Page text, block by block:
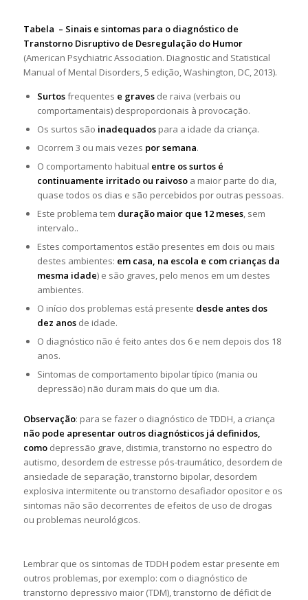
Tabela – Sinais e sintomas para o diagnóstico de
Transtorno Disruptivo de Desregulação do Humor
(American Psychiatric Association. Diagnostic and Statistical
Manual of Mental Disorders, 5 edição, Washington, DC, 2013).
Surtosfrequentes e gravesde raiva (verbais ou
comportamentais) desproporcionais à provocação.
Os surtos são inadequadospara a idade da criança.
Ocorrem 3 ou mais vezes por semana.
O comportamento habitual entre os surtos é
continuamente irritado ou raivosoa maior parte do dia,
quase todos os dias e são percebidos por outras pessoas.
Este problema tem duração maior que 12 meses, sem
intervalo..
Estes comportamentos estão presentes em dois ou mais
destes ambientes: em casa, na escola e com crianças da
mesma idade) e são graves, pelo menos em um destes
ambientes.
O início dos problemas está presente desde antes dos
dez anosde idade.
O diagnóstico não é feito antes dos 6 e nem depois dos 18
anos.
Sintomas de comportamento bipolar típico (mania ou
depressão) não duram mais do que um dia.
Observação: para se fazer o diagnóstico de TDDH, a criança
não pode apresentar outros diagnósticos já definidos,
como depressão grave, distimia, transtorno no espectro do
autismo, desordem de estresse pós-traumático, desordem de
ansiedade de separação, transtorno bipolar, desordem
explosiva intermitente ou transtorno desafiador opositor e os
sintomas não são decorrentes de efeitos de uso de drogas
ou problemas neurológicos.
Lembrar que os sintomas de TDDH podem estar presente em
outros problemas, por exemplo: com o diagnóstico de
transtorno depressivo maior (TDM), transtorno de déficit de